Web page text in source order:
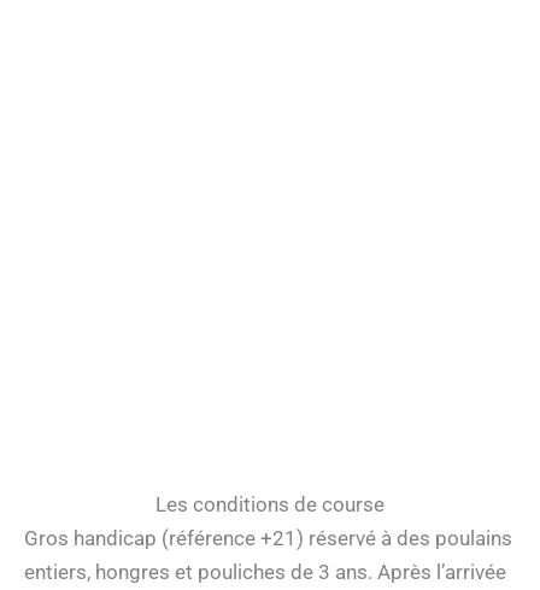
Les conditions de course
Gros handicap (référence +21) réservé à des poulains
entiers, hongres et pouliches de 3 ans. Après l’arrivée